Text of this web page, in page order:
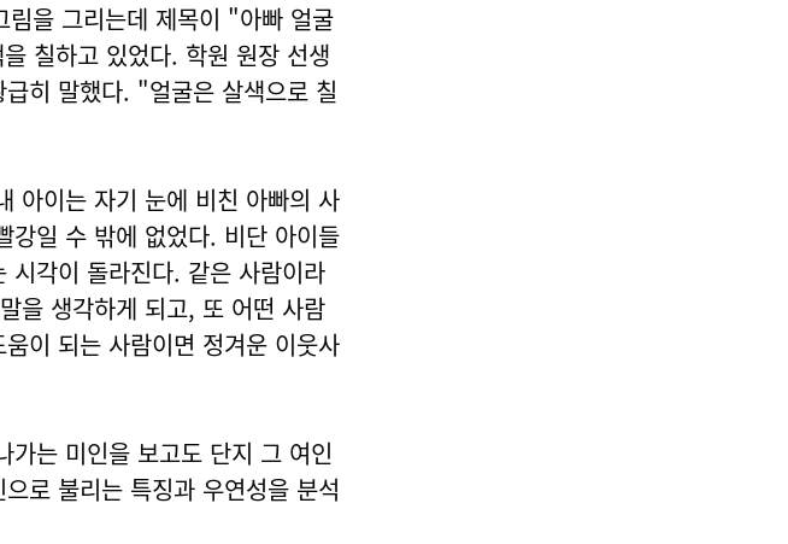
을 그리는데 제목이 "아빠 얼굴
칠하고 있었다. 학원 원장 선생
히 말했다. "얼굴은 살색으로 칠
아이는 자기 눈에 비친 아빠의 사
강일 수 밖에 없었다. 비단 아이들
시각이 돌라진다. 같은 사람이라
을 생각하게 되고, 또 어떤 사람
이 되는 사람이면 정겨운 이웃사
가는 미인을 보고도 단지 그 여인
로 불리는 특징과 우연성을 분석